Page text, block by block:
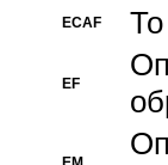
ECAF
EF